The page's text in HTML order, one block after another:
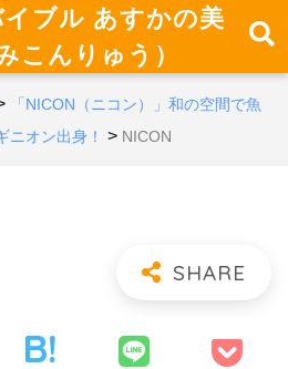
ブル あすかの美
こんりゅう）
「NICON（ニコン）」和の空間で魚
ニオン出身！
> NICON